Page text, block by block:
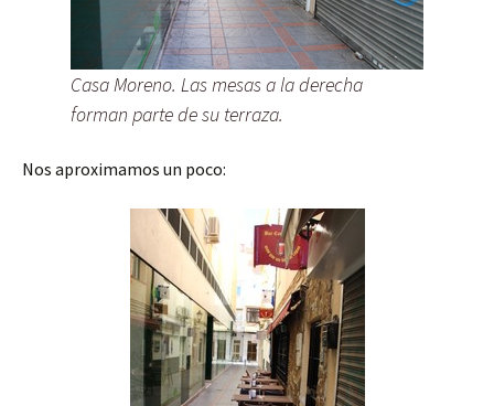
Casa Moreno. Las mesas a la derecha
forman parte de su terraza.
Nos aproximamos un poco: